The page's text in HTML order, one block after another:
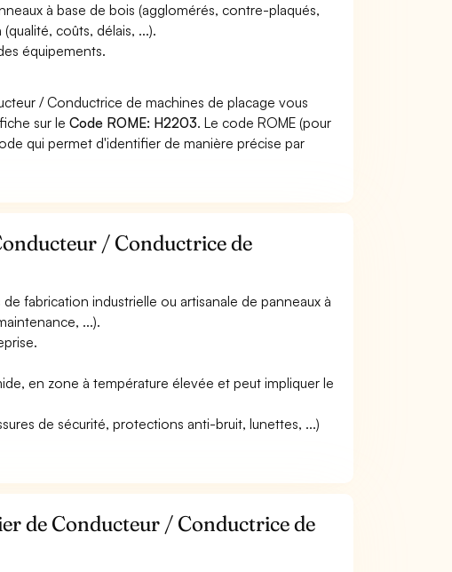
à base de bois (agglomérés, contre-plaqués,
coûts, délais, ...).
équipements.
/ Conductrice de machines de placage vous
sur leCode ROME: H2203. Le code ROME (pour
qui permet d'identifier de manière précise par
/ Conductrice de
fabrication industrielle ou artisanale de panneaux à
...).
en zone à température élevée et peut impliquer le
de sécurité, protections anti-bruit, lunettes, ...)
de Conducteur / Conductrice de